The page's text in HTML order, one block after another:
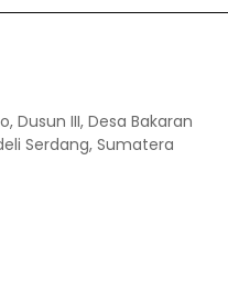
Dusun III, Desa Bakaran
Serdang, Sumatera